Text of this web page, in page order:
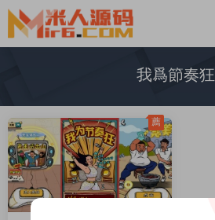
我爲節奏狂
薦